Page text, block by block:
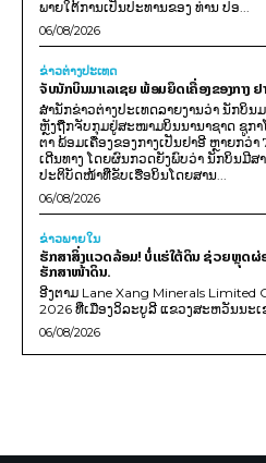
ພາຍໃຕ້ການເປັນປະທານຂອງ ທ່ານ ປອ...
06/08/2026
ຂ່າວຕ່າງປະເທດ
ຈັບນັກບິນມາເລເຊຍ ພ້ອມຍຶດເຄື່ອງຂອງກາງ ຢ
ສຳນັກຂ່າວຕ່າງປະເທດລາຍງານວ່າ ນັກບິ
ຫຼັງຖືກຈັບກຸມຢູ່ສະໜາມບິນນານາຊາດ ຊູກ
ຕາ ພ້ອມເຄື່ອງຂອງກາງເປັນຢາອີ ຫຼາຍກວ່
ເດີນທາງ ໂດຍຜົນກວດຍັງພົບວ່າ ນັກບິນມີສ
ປະຕິບັດໜ້າທີ່ຂັບເຮືອບິນໂດຍສານ...
06/08/2026
ຂ່າວພາຍ​ໃນ
ຮັກສາສິ່ງແວດລ້ອມ! ບໍ່ແຮ່ໃຕ້ດິນ ຊ່ວຍຫຼຸດ
ຮັກສາໜ້າດິນ.
ອີງຕາມ Lane Xang Minerals
2026 ທີ່ເມືອງວິລະບູລີ ແຂວງສະຫວັນນະເ
06/08/2026